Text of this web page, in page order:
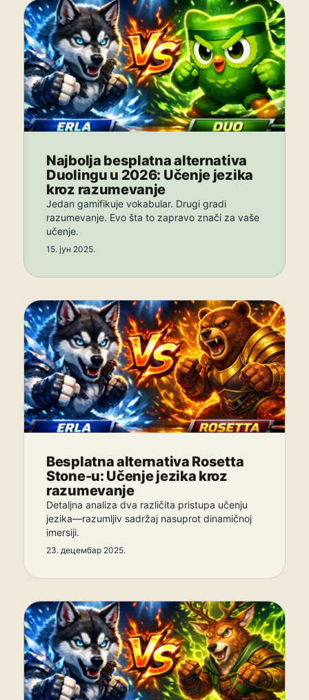
Najbolja besplatna alternativa
Duolingu u 2026: Učenje jezika
kroz razumevanje
Jedan gamifikuje vokabular. Drugi gradi
razumevanje. Evo šta to zapravo znači za vaše
učenje.
15. јун 2025.
Besplatna alternativa Rosetta
Stone-u: Učenje jezika kroz
razumevanje
Detaljna analiza dva različita pristupa učenju
jezika—razumljiv sadržaj nasuprot dinamičnoj
imersiji.
23. децембар 2025.